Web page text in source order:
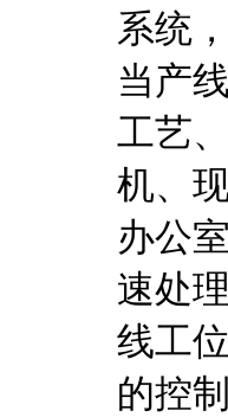
系统
当产
工艺
机、
办公
速处
线工
的控